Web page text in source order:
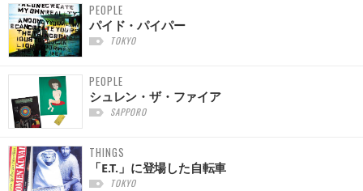
PEOPLE
パイド・パイパー
TOKYO
PEOPLE
シュレン・ザ・ファイア
SAPPORO
THINGS
「E.T.」に登場した自転車
TOKYO